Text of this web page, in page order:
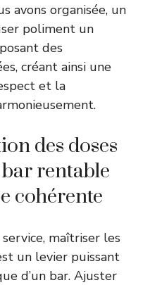
avons organisée, un
poliment un
des
créant ainsi une
et la
des doses
rentable
cohérente
maîtriser les
un levier puissant
d’un bar. Ajuster